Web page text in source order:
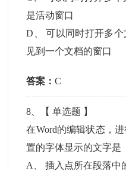
是活动窗口
D 、可以同时打开多
见到一个文档的窗口
答案：C
8 、【单选题 】
在Word的编辑状态，
置的字体显示的文字
A
、插入点所在段落中